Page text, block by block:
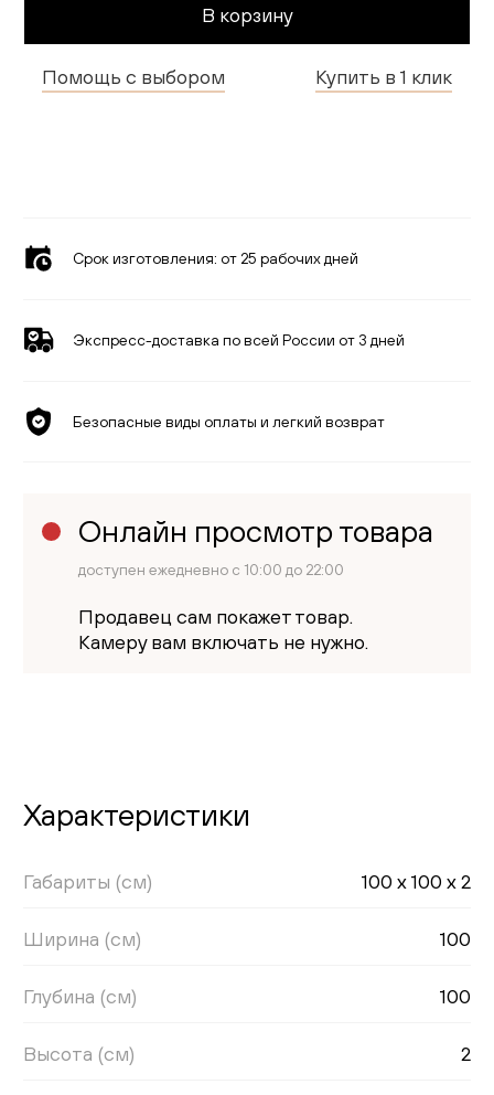
Детская
Шоурумы
Дизайнерам
В корзину
Помощь с выбором Купить в 1 клик
Срок изготовления: от 25 рабочих дней
Экспресс-доставка по всей России от 3 дней
Безопасные виды оплаты и легкий возврат
Онлайн просмотр товара
доступен ежедневно с 10:00 до 22:00
Продавец сам покажет товар.
Камеру вам включать не нужно.
Характеристики
Габариты (см) 100 x 100 x 2
Ширина (см) 100
Глубина (см) 100
Высота (см) 2